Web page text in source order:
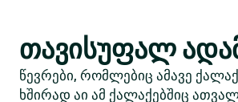
თავისუფალ
წევრები, რომლებიც ამავე
ხშირად აი ამ ქალაქებშიც